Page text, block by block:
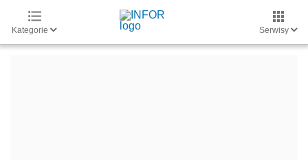
Kategorie Serwisy